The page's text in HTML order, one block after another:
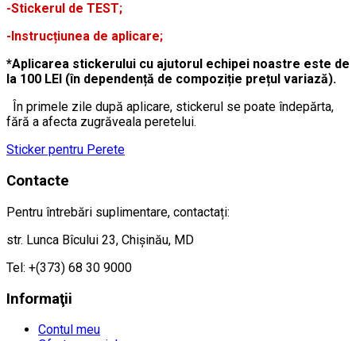
-Stickerul de TEST;
-Instrucțiunea de aplicare;
*Aplicarea stickerului cu ajutorul echipei noastre este de
la 100 LEI (în dependență de compoziție prețul variază).
În primele zile după aplicare, stickerul se poate îndepărta,
fără a afecta zugrăveala peretelui.
Sticker pentru Perete
Contacte
Pentru întrebări suplimentare, contactați:
str. Lunca Bîcului 23, Chișinău, MD
Tel: +(373) 68 30 9000
Informaţii
Contul meu